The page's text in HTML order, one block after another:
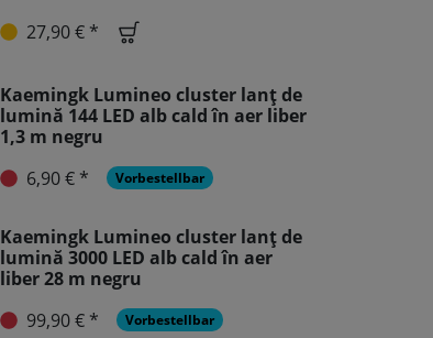
27,90 € *
Kaemingk Lumineo cluster lanț de
lumină 144 LED alb cald în aer liber
1,3 m negru
6,90 € *
Vorbestellbar
Kaemingk Lumineo cluster lanț de
lumină 3000 LED alb cald în aer
liber 28 m negru
99,90 € *
Vorbestellbar